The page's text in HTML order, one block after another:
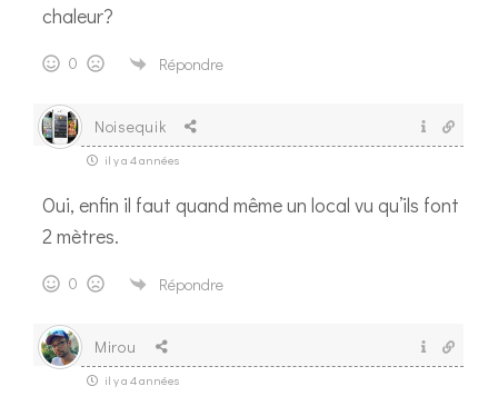
chaleur?
0 Répondre
Noisequik
il y a 4 années
Oui, enfin il faut quand même un local vu qu’ils font
2 mètres.
0 Répondre
Mirou
il y a 4 années